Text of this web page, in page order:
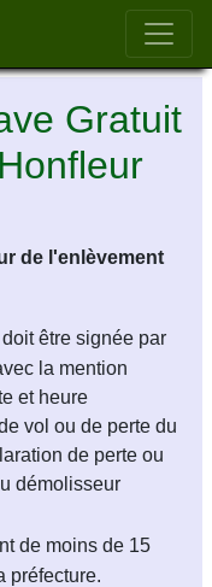
Bar
Gratuit
de l'enlèvement
être signée par
la mention
et heure
vol ou de perte du
de perte ou
démolisseur
de moins de 15
préfecture.